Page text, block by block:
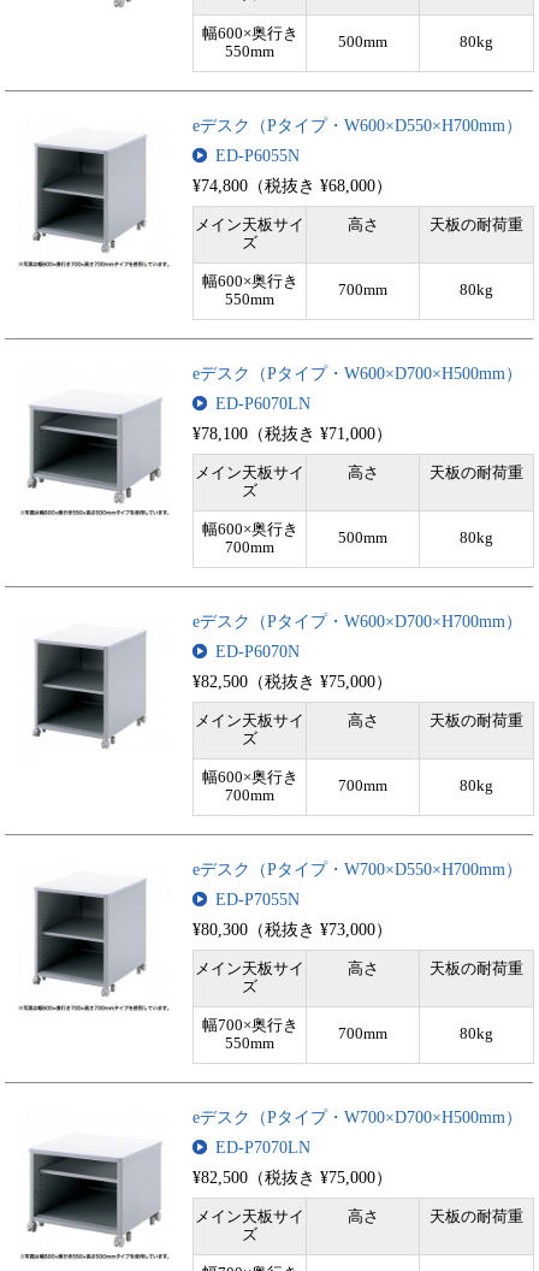
幅600×奥行き
550mm
500mm 80kg
eデスク（Pタイプ・W600×D550×H700mm）
ED-P6055N
¥74,800（税抜き ¥68,000）
メイン天板サイ
ズ
高さ 天板の耐荷重
幅600×奥行き
550mm
700mm 80kg
eデスク（Pタイプ・W600×D700×H500mm）
ED-P6070LN
¥78,100（税抜き ¥71,000）
メイン天板サイ
ズ
高さ 天板の耐荷重
幅600×奥行き
700mm
500mm 80kg
eデスク（Pタイプ・W600×D700×H700mm）
ED-P6070N
¥82,500（税抜き ¥75,000）
メイン天板サイ
ズ
高さ 天板の耐荷重
幅600×奥行き
700mm
700mm 80kg
eデスク（Pタイプ・W700×D550×H700mm）
ED-P7055N
¥80,300（税抜き ¥73,000）
メイン天板サイ
ズ
高さ 天板の耐荷重
幅700×奥行き
550mm
700mm 80kg
eデスク（Pタイプ・W700×D700×H500mm）
ED-P7070LN
¥82,500（税抜き ¥75,000）
メイン天板サイ
ズ
高さ 天板の耐荷重